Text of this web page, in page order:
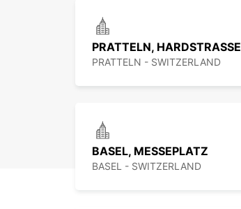
PRATTELN, HARDSTRASSE
PRATTELN - SWITZERLAND
BASEL, MESSEPLATZ
BASEL - SWITZERLAND